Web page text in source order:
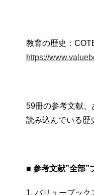
教育の歴史：
https://
59冊の参考文献
読み込んでいる歴
■ 参考文献”全部”
1. バリューブッ